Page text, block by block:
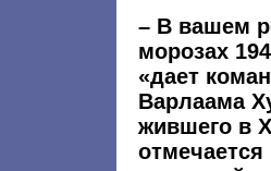
– В вашем
морозах
«дает
Варлаама
жившего в